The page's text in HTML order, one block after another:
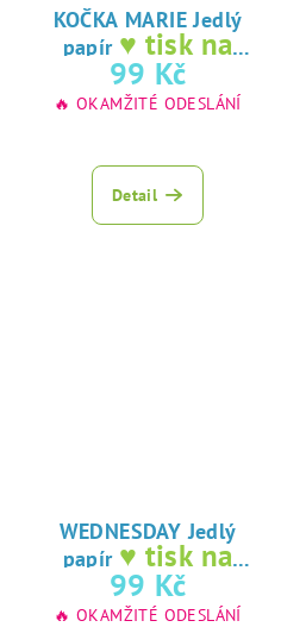
KOČKA MARIE Jedlý
papír ♥ tisk na
jedlý papír
99 Kč
🔥 OKAMŽITÉ ODESLÁNÍ
Detail
WEDNESDAY Jedlý
papír ♥ tisk na
jedlý papír
99 Kč
🔥 OKAMŽITÉ ODESLÁNÍ